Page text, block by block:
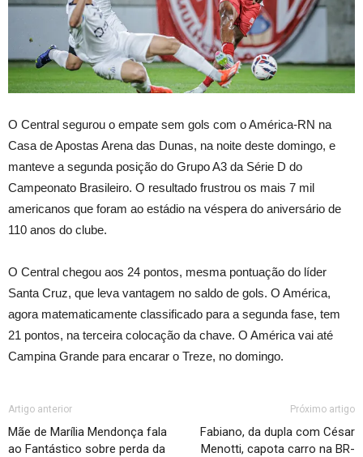
O Central segurou o empate sem gols com o América-RN na
Casa de Apostas Arena das Dunas, na noite deste domingo, e
manteve a segunda posição do Grupo A3 da Série D do
Campeonato Brasileiro. O resultado frustrou os mais 7 mil
americanos que foram ao estádio na véspera do aniversário de
110 anos do clube.
O Central chegou aos 24 pontos, mesma pontuação do líder
Santa Cruz, que leva vantagem no saldo de gols. O América,
agora matematicamente classificado para a segunda fase, tem
21 pontos, na terceira colocação da chave. O América vai até
Campina Grande para encarar o Treze, no domingo.
Artigo anterior
Mãe de Marília Mendonça fala
ao Fantástico sobre perda da
Próximo artigo
Fabiano, da dupla com César
Menotti, capota carro na BR-